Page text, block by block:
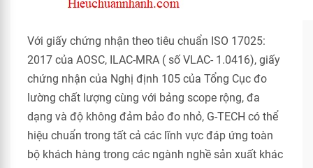
Với giấy chứng nhận theo tiêu chuẩn ISO 17025:
2017 của AOSC, ILAC-MRA ( số VLAC- 1.0416), giấy
chứng nhận của Nghị định 105 của Tổng Cục đo
lường chất lượng cùng với bảng scope rộng, đa
dạng và độ không đảm bảo đo nhỏ, G-TECH có thể
hiệu chuẩn trong tất cả các lĩnh vực đáp ứng toàn
bộ khách hàng trong các ngành nghề sản xuất khác